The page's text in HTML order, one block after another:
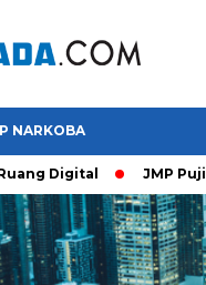
NARKOBA
Digital JMP Puji